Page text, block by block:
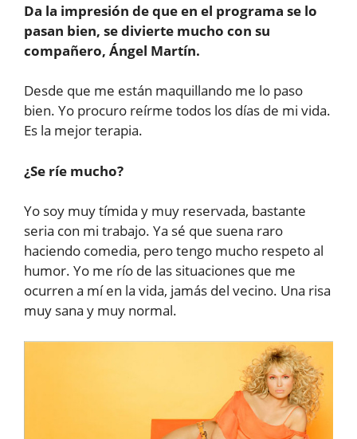
Da la impresión de que en el programa se lo
pasan bien, se divierte mucho con su
compañero, Ángel Martín.
Desde que me están maquillando me lo paso
bien. Yo procuro reírme todos los días de mi vida.
Es la mejor terapia.
¿Se ríe mucho?
Yo soy muy tímida y muy reservada, bastante
seria con mi trabajo. Ya sé que suena raro
haciendo comedia, pero tengo mucho respeto al
humor. Yo me río de las situaciones que me
ocurren a mí en la vida, jamás del vecino. Una risa
muy sana y muy normal.